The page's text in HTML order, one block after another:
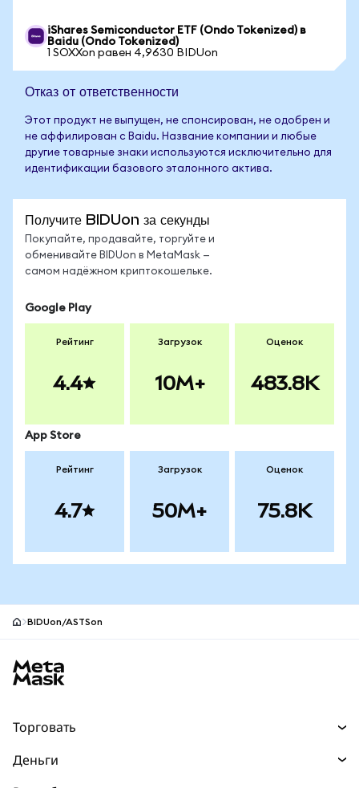
iShares Semiconductor ETF (Ondo Tokenized) в
Baidu (Ondo Tokenized)
1 SOXXon равен 4,9630 BIDUon
Отказ от ответственности
Этот продукт не выпущен, не спонсирован, не одобрен и
не аффилирован с Baidu. Название компании и любые
другие товарные знаки используются исключительно для
идентификации базового эталонного актива.
Получите BIDUon за секунды
Покупайте, продавайте, торгуйте и
обменивайте BIDUon в MetaMask —
самом надёжном криптокошельке.
Google Play
Рейтинг
4.4
Загрузок
10M+
Оценок
483.8K
App Store
Рейтинг
4.7
Загрузок
50M+
Оценок
75.8K
BIDUon/ASTSon
Торговать
Деньги